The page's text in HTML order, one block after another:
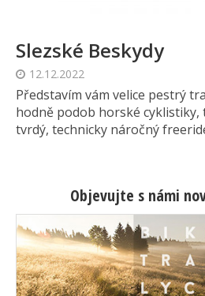
Slezské Beskydy
12.12.2022
Představím vám velice pestrý
hodně podob horské cyklistiky,
tvrdý, technicky náročný
Objevujte s námi